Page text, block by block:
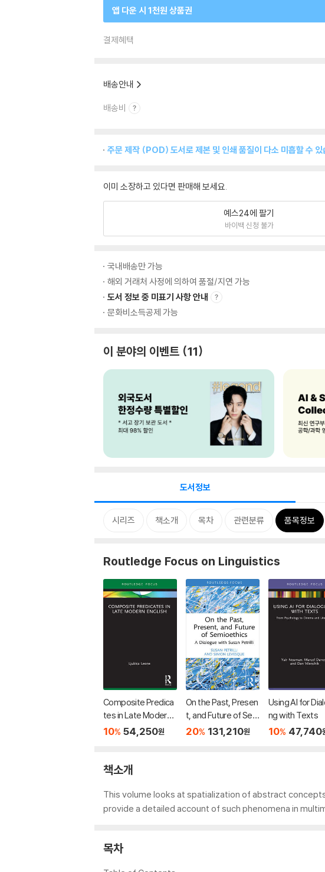
앱 다운 시 1천원 상품권
결제혜택
배송안내
배송비
주문 제작 (POD) 도서로 제본 및 인쇄 품질이 다소 미흡할 수
이미 소장하고 있다면 판매해 보세요.
예스24에 팔기
바이백 신청 불가
국내배송만 가능
해외 거래처 사정에 의하여 품절/지연 가능
도서 정보 중 미표기 사항 안내
문화비소득공제 가능
이 분야의 이벤트 11
도서정보
시리즈 책소개 목차 관련분류 품목정보
Routledge Focus on Linguistics
Composite Predica
tes in Late Modern E
nglish
10% 54,250원
On the Past, Presen
t, and Future of Sem
ioethics
20% 131,210원
Using AI for
ng with Texts
10% 47,740
책소개
This volume looks at spatialization of abstract
provide a detailed account of such phenomena in
목차